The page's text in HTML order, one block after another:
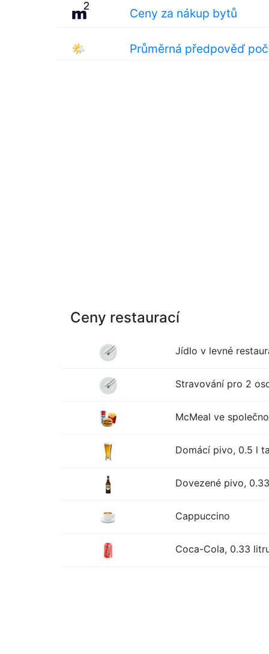
Ceny za nákup bytů
🌤 Průměrná předpověď
Ceny restaurací
Jídlo v levné
Stravování pro 2
McMeal ve
Domácí pivo, 0.5 l
Dovezené pivo,
Cappuccino
Coca-Cola, 0.33